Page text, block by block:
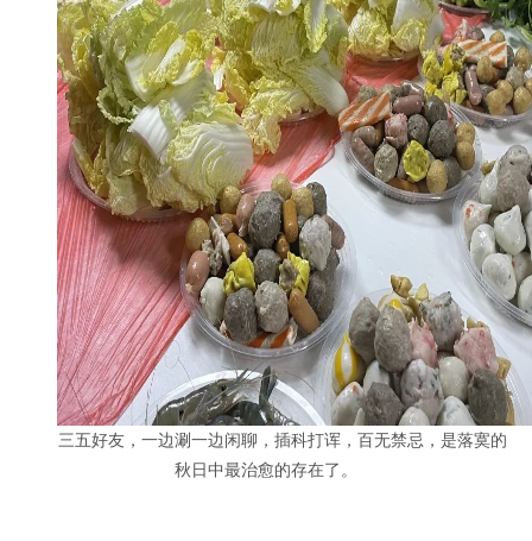
三五好友，一边涮一边闲聊，插科打诨，百无禁忌，是落寞的
秋日中最治愈的存在了。